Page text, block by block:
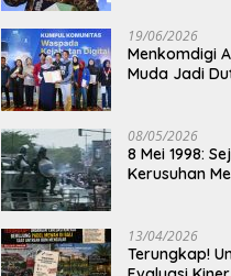
19/06/2026
Menkomdigi
Muda Jadi
08/05/2026
8 Mei 1998:
Kerusuhan
13/04/2026
Terungkap!